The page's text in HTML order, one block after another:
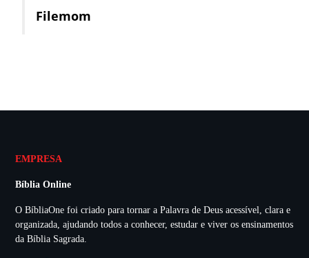
Filemom
EMPRESA
Bíblia Online
O BíbliaOne foi criado para tornar a Palavra de Deus acessível, clara e
organizada, ajudando todos a conhecer, estudar e viver os ensinamentos
da Bíblia Sagrada.